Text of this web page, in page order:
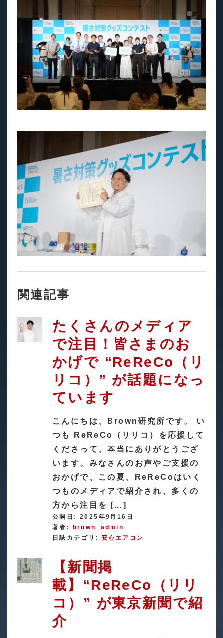
関連記事
たくさんのメディア
で注目！皆さまのお
かげで “ReReCo（リ
リコ）” が話題になっ
ています
こんにちは、Brown研究所です。 い
つも ReReCo（リリコ）を応援して
くださって、本当にありがとうござ
います。みなさんのお声やご支援の
おかげで、この夏、ReReCoはいく
つものメディアで紹介され、多くの
方から注目を […]
公開日: 2025年9月16日
著者:
brown_admin
日誌カテゴリ:安心エアコン
【新聞掲
載】“ReReCo（リリ
コ）” が東京新聞で紹
介